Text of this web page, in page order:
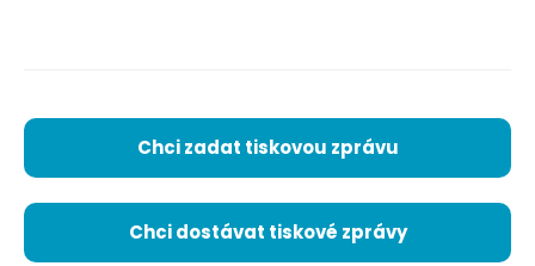
Chci zadat tiskovou zprávu
Chci dostávat tiskové zprávy